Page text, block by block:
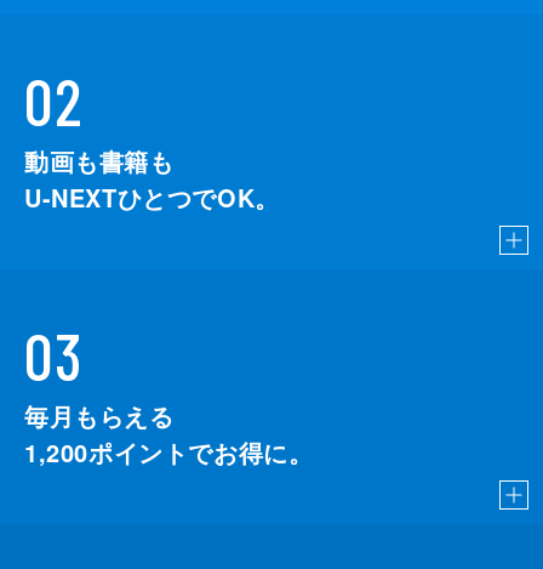
02
動画も書籍も
U-NEXTひとつでOK。
03
毎月もらえる
1,200ポイントでお得に。